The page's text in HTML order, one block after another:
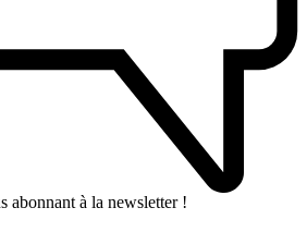
abonnant à la newsletter !